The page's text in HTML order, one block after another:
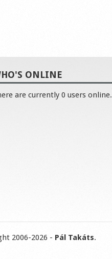
ONLINE
are currently 0 users online.
2006-2026 - Pál Takáts.